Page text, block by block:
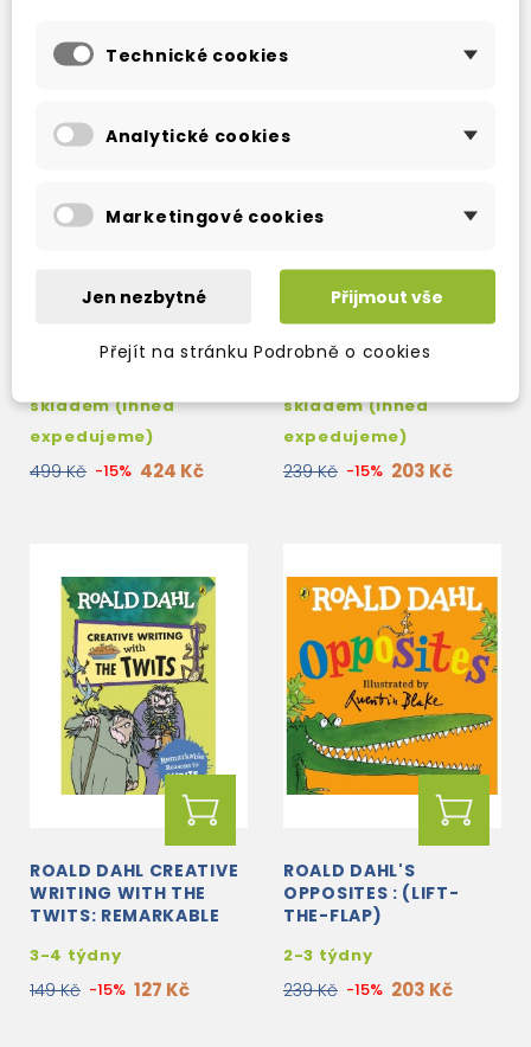
STORIES OF ROALD
DAHL: VOLUME TWO
skladem (ihned
expedujeme)
499 Kč -15% 424 Kč
ROALD DAHL: EASTER
EGGSTRAVAGANZA
skladem (ihned
expedujeme)
239 Kč -15% 203 Kč
ROALD DAHL CREATIVE
WRITING WITH THE
TWITS: REMARKABLE
3-4 týdny
149 Kč -15% 127 Kč
ROALD DAHL'S
OPPOSITES : (LIFT-
THE-FLAP)
2-3 týdny
239 Kč -15% 203 Kč
Technické cookies
Analytické cookies
Marketingové cookies
Jen nezbytné Přijmout vše
Přejít na stránku Podrobně o cookies